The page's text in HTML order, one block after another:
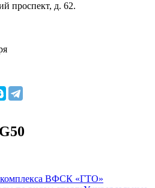
проспект, д. 62.
комплекса ВФСК «ГТО»